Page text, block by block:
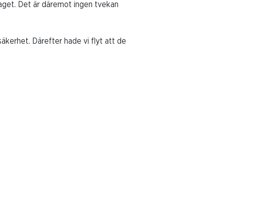
Det är däremot ingen tvekan
Därefter hade vi flyt att de